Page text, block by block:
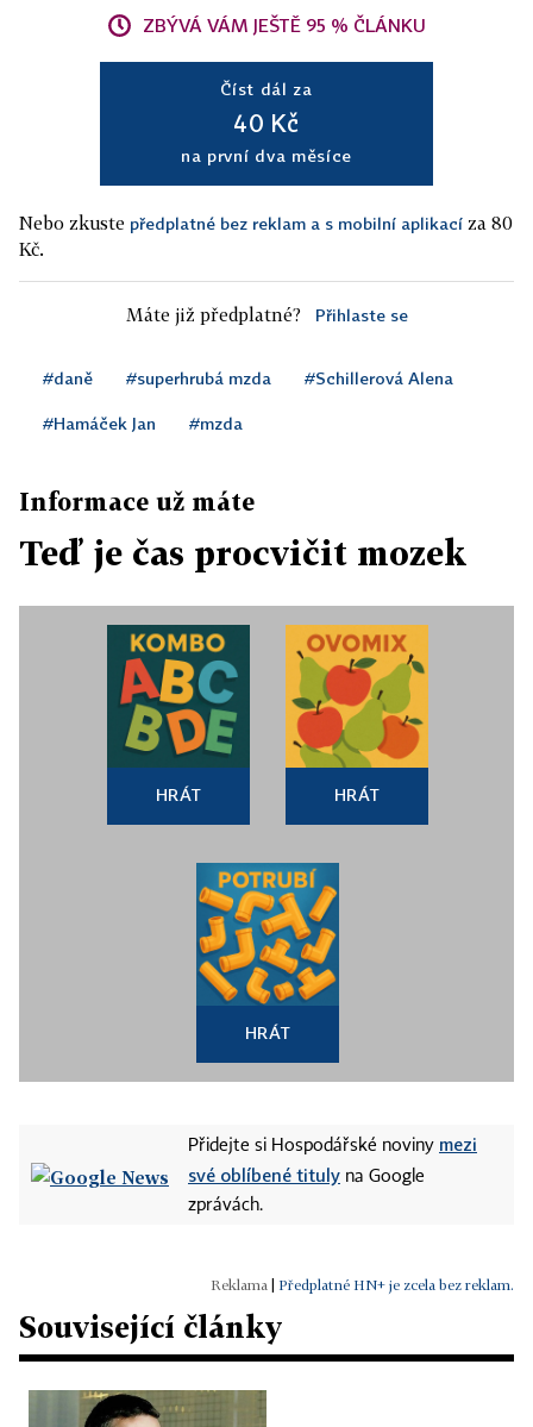
ZBÝVÁ VÁM JEŠTĚ 95 % ČLÁNKU
Číst dál za
40 Kč
na první dva měsíce
Nebo zkuste předplatné bez reklam a s mobilní aplikací za 80
Kč.
Máte již předplatné? Přihlaste se
#daně #superhrubá mzda #Schillerová Alena
#Hamáček Jan #mzda
Informace už máte
Teď je čas procvičit mozek
HRÁT HRÁT
HRÁT
Přidejte si Hospodářské noviny mezi
své oblíbené tituly na Google
zprávách.
Předplatné HN+ je zcela bez reklam.
Související články